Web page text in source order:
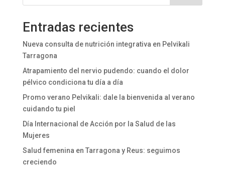
Entradas recientes
Nueva consulta de nutrición integrativa en Pelvikali
Tarragona
Atrapamiento del nervio pudendo: cuando el dolor
pélvico condiciona tu día a día
Promo verano Pelvikali: dale la bienvenida al verano
cuidando tu piel
Día Internacional de Acción por la Salud de las
Mujeres
Salud femenina en Tarragona y Reus: seguimos
creciendo